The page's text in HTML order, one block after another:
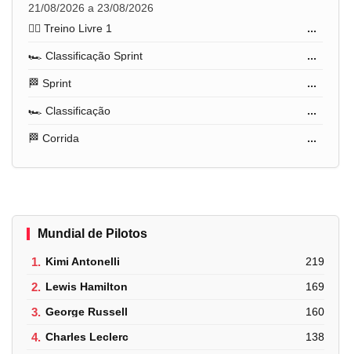
21/08/2026 a 23/08/2026
🏋️‍♂️ Treino Livre 1
...
🏎️ Classificação Sprint ...
🏁 Sprint ...
🏎️ Classificação ...
🏁 Corrida ...
Mundial de Pilotos
1. Kimi Antonelli 219
2. Lewis Hamilton 169
3. George Russell 160
4. Charles Leclerc 138